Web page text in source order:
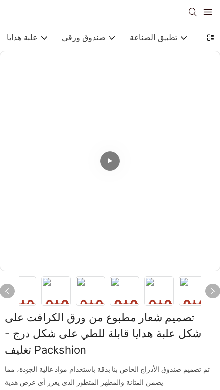
علبة هدايا صندوق ورقي تطبيق الصناعة
تصميم شعار مطبوع من ورق الكرافت على
شكل علبة هدايا قابلة للطي على شكل درج -
تغليف Packshion
تم تصميم صندوق الأدراج الخاص بنا بدقة باستخدام مواد عالية الجودة، مما
يضمن المتانة والمظهر المتطور الذي يعزز أي عرض هدية.